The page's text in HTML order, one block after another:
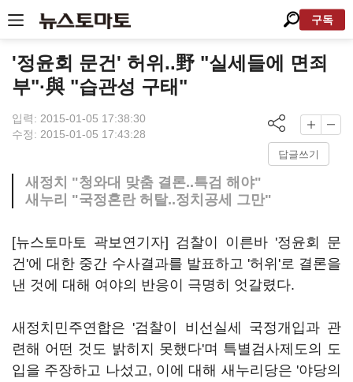
구독
'정윤회 문건' 허위..野 "실세들에 면죄
부"·與 "습관성 구태"
입력: 2015-01-05 17:38:30
수정: 2015-01-05 17:43:28
답글쓰기
새정치 "청와대 맞춤 결론..특검 해야"
새누리 "국정혼란 허탈..정치공세 그만"
[뉴스토마토 곽보연기자] 검찰이 이른바 '정윤회 문
건'에 대한 중간 수사결과를 발표하고 '허위'로 결론을
낸 것에 대해 여야의 반응이 극명히 엇갈렸다.
새정치민주연합은 '검찰이 비선실세 국정개입과 관
련해 어떤 것도 밝히지 못했다'며 특별검사제도의 도
입을 주장하고 나섰고, 이에 대해 새누리당은 '야당의